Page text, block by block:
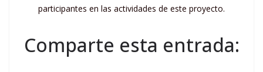
participantes en las actividades de este proyecto.
Comparte esta entrada: